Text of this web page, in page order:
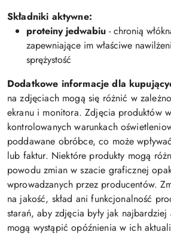
Składniki aktywne:
proteiny jedwabiu - chronią
zapewniające im właściwe
sprężystość
Dodatkowe informacje dla
na zdjęciach mogą się różnić w
ekranu i monitora. Zdjęcia produktów
kontrolowanych warunkach
poddawane obróbce, co może
lub faktur. Niektóre produkty mogą
powodu zmian w szacie graficznej
wprowadzanych przez producentów.
na jakość, skład ani funkcjonalność
starań, aby zdjęcia były jak najbardziej
mogą wystąpić opóźnienia w ich